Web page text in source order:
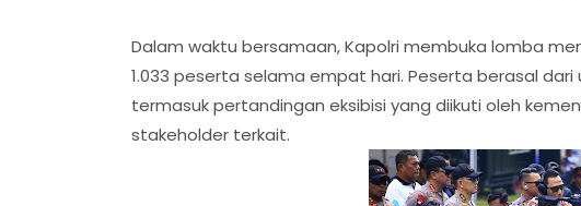
Dalam waktu bersamaan, Kapolri membuka lomba
1.033 peserta selama empat hari. Peserta berasal dari
termasuk pertandingan eksibisi yang diikuti oleh
stakeholder terkait.